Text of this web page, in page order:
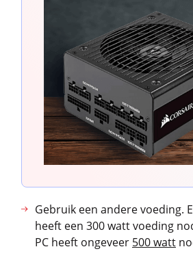
Gebruik een andere voeding.
heeft een 300 watt voeding
PC heeft ongeveer 500 watt